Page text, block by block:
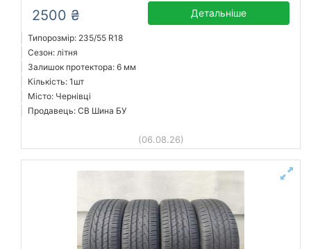
2500 ₴ Детальніше
Типорозмір: 235/55 R18
Сезон: літня
Залишок протектора: 6 мм
Кількість: 1шт
Місто: Чернівці
Продавець: СВ Шина БУ
(06.08.26)